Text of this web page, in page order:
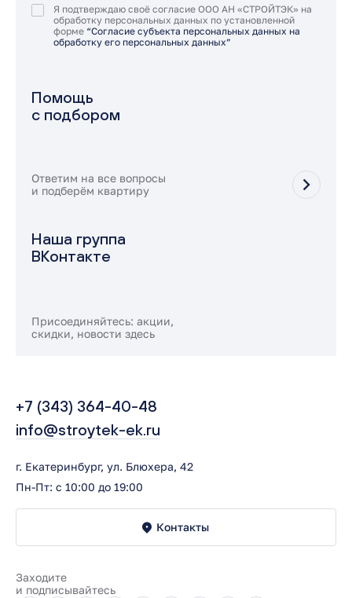
Я подтверждаю своё согласие ООО АН «СТРОЙТЭК» на
обработку персональных данных по установленной
форме “Согласие субъекта персональных данных на
обработку его персональных данных”
Помощь
с подбором
Ответим на все вопросы
и подберём квартиру
Наша группа
ВКонтакте
Присоединяйтесь: акции,
скидки, новости здесь
+7 (343) 364-40-48
info@stroytek-ek.ru
г. Екатеринбург, ул. Блюхера, 42
Пн-Пт: с 10:00 до 19:00
Контакты
Заходите
и подписывайтесь